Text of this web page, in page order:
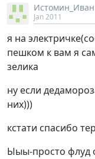
Истомин_Иван
Jan 2011
я на
пешком к вам я
зелика
ну если
них)))
кстати спасибо
Ыыы-просто флуд